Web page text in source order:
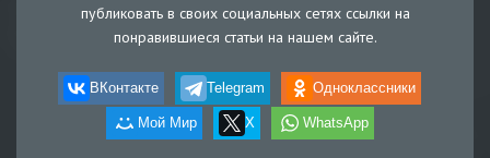
публиковать в своих социальных сетях ссылки на
понравившиеся статьи на нашем сайте.
ВКонтакте Telegram Одноклассники
Мой Мир X WhatsApp